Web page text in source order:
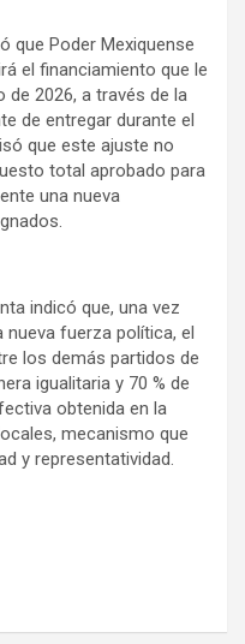
que Poder Mexiquense
el financiamiento que le
de 2026, a través de la
de entregar durante el
que este ajuste no
total aprobado para
una nueva
indicó que, una vez
nueva fuerza política, el
los demás partidos de
igualitaria y 70 % de
obtenida en la
mecanismo que
y representatividad.